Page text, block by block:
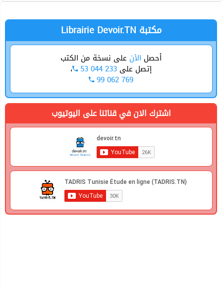
Librairie Devoir.TN مكتبة
أحصل الأن على نسخة من الكتب
إتصل على 53 044 233 ،
99 062 769
اشترك الان في قناتنا على اليوتيوب